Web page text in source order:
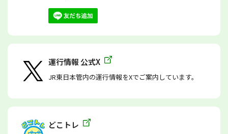
運行情報 公式X
JR東日本管内の運行情報をXでご案内しています。
どこトレ